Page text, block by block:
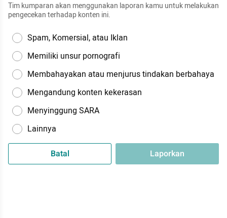
Tim kumparan akan menggunakan laporan kamu untuk melakukan
pengecekan terhadap konten ini.
Spam, Komersial, atau Iklan
Memiliki unsur pornografi
Membahayakan atau menjurus tindakan berbahaya
Mengandung konten kekerasan
Menyinggung SARA
Lainnya
Batal Laporkan